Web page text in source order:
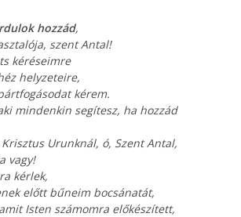
hozzád,
szent Antal!
kéréseimre
helyzeteire,
kérem.
mindenkin segítesz, ha hozzád
Urunknál, ó, Szent Antal,
vagy!
kérlek,
előtt bűneim bocsánatát,
Isten számomra előkészített,